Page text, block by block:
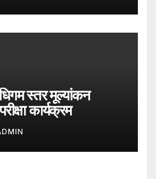
स्तर मूल्यांकन
कार्यक्रम